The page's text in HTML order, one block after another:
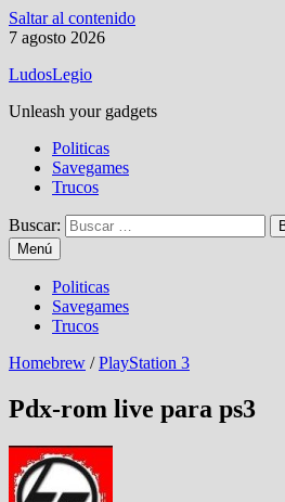
Saltar al contenido
7 agosto 2026
LudosLegio
Unleash your gadgets
Politicas
Savegames
Trucos
Buscar:
Menú
Politicas
Savegames
Trucos
Homebrew /PlayStation 3
Pdx-rom live para ps3